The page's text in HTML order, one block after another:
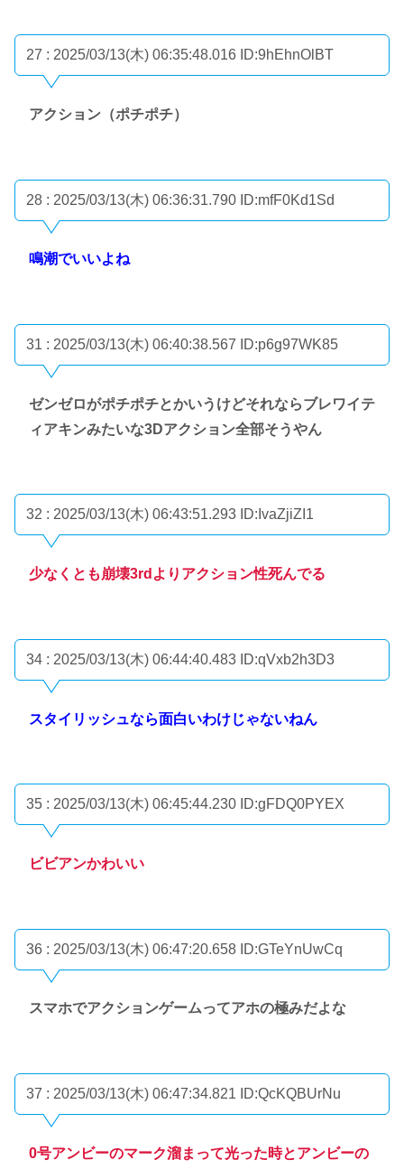
27 : 2025/03/13(木) 06:35:48.016 ID:9hEhnOlBT
アクション（ポチポチ）
28 : 2025/03/13(木) 06:36:31.790 ID:mfF0Kd1Sd
鳴潮でいいよね
31 : 2025/03/13(木) 06:40:38.567 ID:p6g97WK85
ゼンゼロがポチポチとかいうけどそれならブレワイテ
ィアキンみたいな3Dアクション全部そうやん
32 : 2025/03/13(木) 06:43:51.293 ID:IvaZjiZI1
少なくとも崩壊3rdよりアクション性死んでる
34 : 2025/03/13(木) 06:44:40.483 ID:qVxb2h3D3
スタイリッシュなら面白いわけじゃないねん
35 : 2025/03/13(木) 06:45:44.230 ID:gFDQ0PYEX
ビビアンかわいい
36 : 2025/03/13(木) 06:47:20.658 ID:GTeYnUwCq
スマホでアクションゲームってアホの極みだよな
37 : 2025/03/13(木) 06:47:34.821 ID:QcKQBUrNu
0号アンビーのマーク溜まって光った時とアンビーの